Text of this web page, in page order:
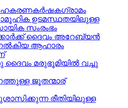
ഉടമസ്ഥതയിലുള്ള
സംരംഭം
ദൈവം അറേബ്യന്‍
ആഹാരം
മരുഭൂമിയില്‍ വച്ചു
ജൂതന്മാര്
രീതിയിലുള്ള